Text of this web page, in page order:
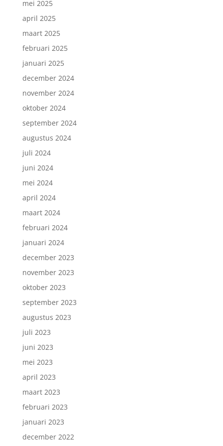
mei 2025
april 2025
maart 2025
februari 2025
januari 2025
december 2024
november 2024
oktober 2024
september 2024
augustus 2024
juli 2024
juni 2024
mei 2024
april 2024
maart 2024
februari 2024
januari 2024
december 2023
november 2023
oktober 2023
september 2023
augustus 2023
juli 2023
juni 2023
mei 2023
april 2023
maart 2023
februari 2023
januari 2023
december 2022